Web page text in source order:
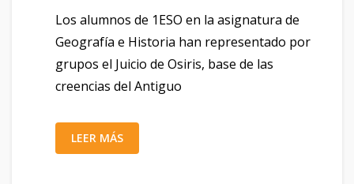
Los alumnos de 1ESO en la asignatura de
Geografía e Historia han representado por
grupos el Juicio de Osiris, base de las
creencias del Antiguo
LEER MÁS